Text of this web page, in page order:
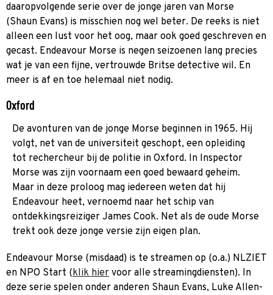
daaropvolgende serie over de jonge jaren van Morse
(Shaun Evans) is misschien nog wel beter. De reeks is niet
alleen een lust voor het oog, maar ook goed geschreven en
gecast. Endeavour Morse is negen seizoenen lang precies
wat je van een fijne, vertrouwde Britse detective wil. En
meer is af en toe helemaal niet nodig.
Oxford
De avonturen van de jonge Morse beginnen in 1965. Hij
volgt, net van de universiteit geschopt, een opleiding
tot rechercheur bij de politie in Oxford. In Inspector
Morse was zijn voornaam een goed bewaard geheim.
Maar in deze proloog mag iedereen weten dat hij
Endeavour heet, vernoemd naar het schip van
ontdekkingsreiziger James Cook. Net als de oude Morse
trekt ook deze jonge versie zijn eigen plan.
Endeavour Morse (misdaad) is te streamen op (o.a.) NLZIET
en NPO Start (klik hier voor alle streamingdiensten). In
deze serie spelen onder anderen Shaun Evans, Luke Allen-